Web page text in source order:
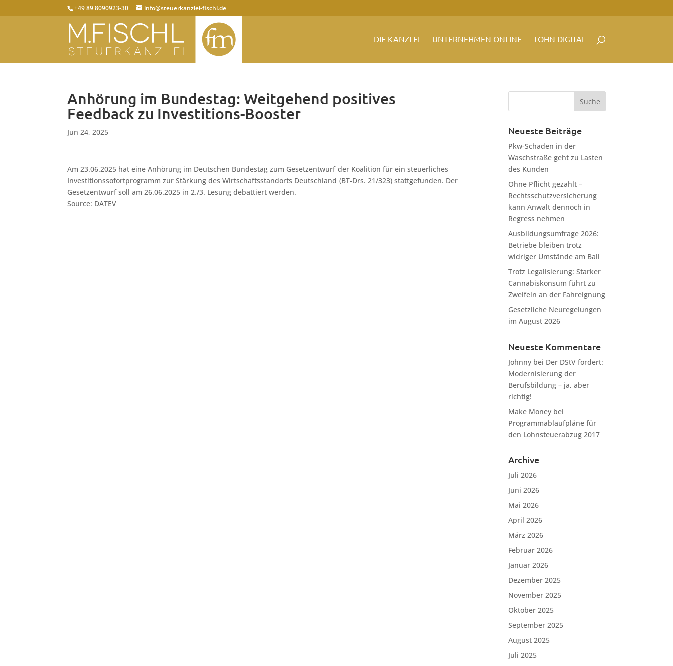
+49 89 8090923-30 info@steuerkanzlei-fischl.de
DIE KANZLEI UNTERNEHMEN ONLINE LOHN DIGITAL
Anhörung im Bundestag: Weitgehend positives
Feedback zu Investitions-Booster
Jun 24, 2025
Am 23.06.2025 hat eine Anhörung im Deutschen Bundestag zum Gesetzentwurf der Koalition für ein steuerliches
Investitionssofortprogramm zur Stärkung des Wirtschaftsstandorts Deutschland (BT-Drs. 21/323) stattgefunden. Der
Gesetzentwurf soll am 26.06.2025 in 2./3. Lesung debattiert werden.
Source: DATEV
Neueste Beiträge
Pkw-Schaden in der
Waschstraße geht zu Lasten
des Kunden
Ohne Pflicht gezahlt –
Rechtsschutzversicherung
kann Anwalt dennoch in
Regress nehmen
Ausbildungsumfrage 2026:
Betriebe bleiben trotz
widriger Umstände am Ball
Trotz Legalisierung: Starker
Cannabiskonsum führt zu
Zweifeln an der Fahreignung
Gesetzliche Neuregelungen
im August 2026
Neueste Kommentare
Johnny bei Der DStV fordert:
Modernisierung der
Berufsbildung – ja, aber
richtig!
Make Money bei
Programmablaufpläne für
den Lohnsteuerabzug 2017
Archive
Juli 2026
Juni 2026
Mai 2026
April 2026
März 2026
Februar 2026
Januar 2026
Dezember 2025
November 2025
Oktober 2025
September 2025
August 2025
Juli 2025